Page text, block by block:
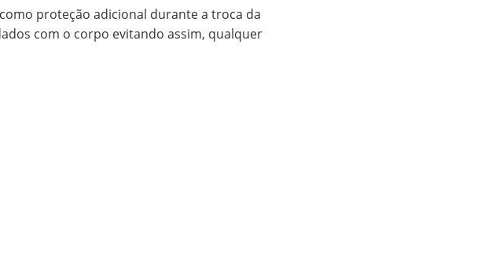
proteção adicional durante a troca da
com o corpo evitando assim, qualquer